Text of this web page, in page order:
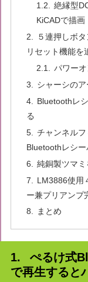
絶縁型
KiCADで描画
５連押しボ
リセット機能を
パワー
シャーシの
Bluetoothレ
る
チャンネル
Bluetoothレシ
純銅製ツマミ
LM3886使用
ー兼プリアンプ
まとめ
ぺるけ式
で再生すると